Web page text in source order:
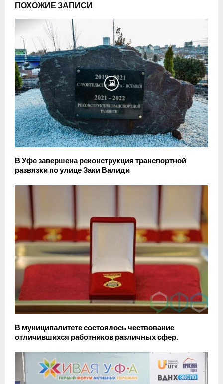
ПОХОЖИЕ ЗАПИСИ
В Уфе завершена реконструкция транспортной
развязки по улице Заки Валиди
В муниципалитете состоялось чествование
отличившихся работников различных сфер.